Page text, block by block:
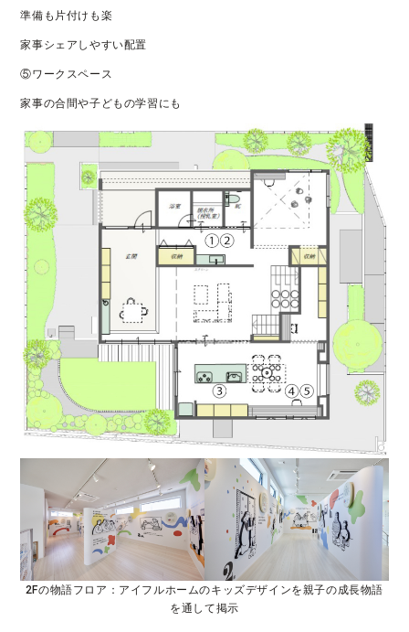
準備も片付けも楽
家事シェアしやすい配置
⑤ワークスペース
家事の合間や子どもの学習にも
2Fの物語フロア：アイフルホームのキッズデザインを親子の成長物語
を通して掲示